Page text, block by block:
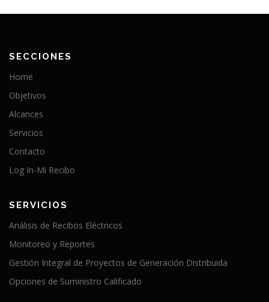
SECCIONES
Home
Objetivos
Alcances
Servicios
Contacto
Log In-Mi Recibo
SERVICIOS
Análisis de Recibos Eléctricos
Monitoreo y Reportes
Gestión Integral de Proyectos de Generación Distribuida
Opciones de Suministro Calificado